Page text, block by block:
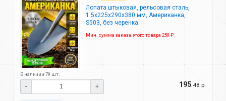
Лопата штыковая, рельсовая сталь,
1.5х225х290х380 мм, Американка,
S503, без черенка
Мин. сумма заказа этого товара 250 ₽.
В наличии 79 шт.
- + 195 .48 р.